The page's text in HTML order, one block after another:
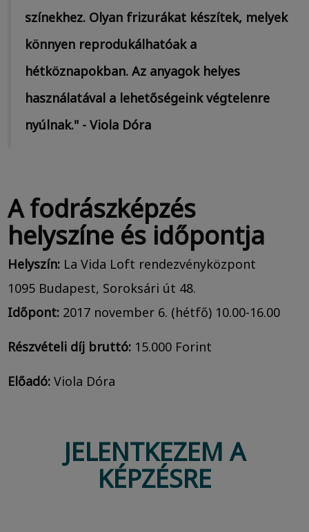
színekhez. Olyan frizurákat készítek, melyek
könnyen reprodukálhatóak a
hétköznapokban. Az anyagok helyes
használatával a lehetőségeink végtelenre
nyúlnak." - Viola Dóra
A fodrászképzés
helyszíne és időpontja
Helyszín: La Vida Loft rendezvényközpont
1095 Budapest, Soroksári út 48.
Időpont: 2017 november 6. (hétfő) 10.00-16.00
Részvételi díj bruttó: 15.000 Forint
Előadó: Viola Dóra
JELENTKEZEM A
KÉPZÉSRE